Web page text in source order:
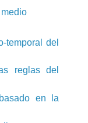
temporal del
reglas del
en la